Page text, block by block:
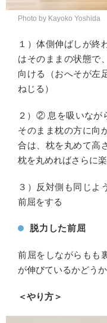
Photo by Kayoko Yoshida
１）体側伸ばしが終
はそのままの状態で
向ける（おへそが左
ねじる）
２）② 息を吸いなが
そのまま枕の方に向
合は、枕を丸めて高
枕を丸めればさらに
３）反対側も同じよ
前屈をする
脱力した前屈
前屈をしながらもも
が伸びているかどう
＜やり方＞